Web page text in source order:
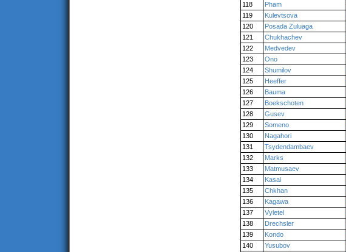
118
Pham
119
Kulevtsova
120
Posada Zuluaga
121
Chukhachev
122
Medvedev
123
Ono
124
Shumilov
125
Heeffer
126
Bauma
127
Boekschoten
128
Gusev
129
Someno
130
Nagahori
131
Tsydendambaev
132
Marks
133
Matmusaev
134
Kasai
135
Chkhan
136
Kagawa
137
Vyletel
138
Drechsler
139
Kondo
140
Yusubov